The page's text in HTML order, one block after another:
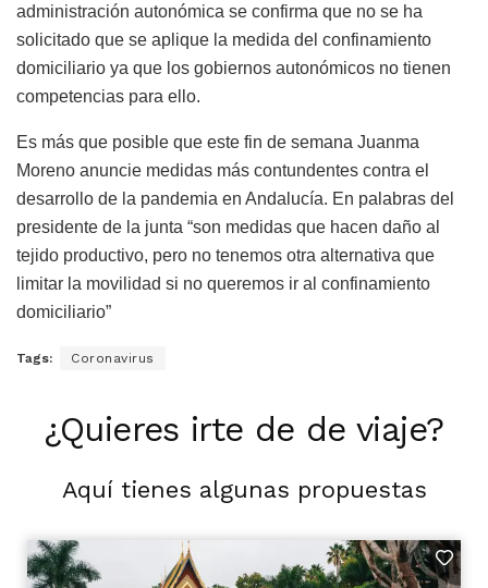
administración autonómica se confirma que no se ha
solicitado que se aplique la medida del confinamiento
domiciliario ya que los gobiernos autonómicos no tienen
competencias para ello.
Es más que posible que este fin de semana Juanma
Moreno anuncie medidas más contundentes contra el
desarrollo de la pandemia en Andalucía. En palabras del
presidente de la junta “son medidas que hacen daño al
tejido productivo, pero no tenemos otra alternativa que
limitar la movilidad si no queremos ir al confinamiento
domiciliario”
Tags: Coronavirus
¿Quieres irte de de viaje?
Aquí tienes algunas propuestas